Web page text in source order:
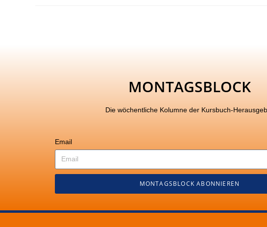
MONTAGSBLOCK
Die wöchentliche Kolumne der Kursbuch-
Email
MONTAGSBLOCK ABONNIEREN